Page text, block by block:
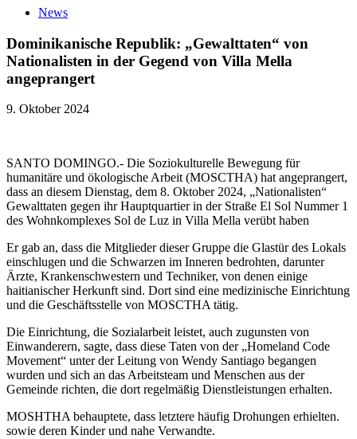
News
Dominikanische Republik: „Gewalttaten“ von
Nationalisten in der Gegend von Villa Mella
angeprangert
9. Oktober 2024
SANTO DOMINGO.- Die Soziokulturelle Bewegung für
humanitäre und ökologische Arbeit (MOSCTHA) hat angeprangert,
dass an diesem Dienstag, dem 8. Oktober 2024, „Nationalisten“
Gewalttaten gegen ihr Hauptquartier in der Straße El Sol Nummer 1
des Wohnkomplexes Sol de Luz in Villa Mella verübt haben
Er gab an, dass die Mitglieder dieser Gruppe die Glastür des Lokals
einschlugen und die Schwarzen im Inneren bedrohten, darunter
Ärzte, Krankenschwestern und Techniker, von denen einige
haitianischer Herkunft sind. Dort sind eine medizinische Einrichtung
und die Geschäftsstelle von MOSCTHA tätig.
Die Einrichtung, die Sozialarbeit leistet, auch zugunsten von
Einwanderern, sagte, dass diese Taten von der „Homeland Code
Movement“ unter der Leitung von Wendy Santiago begangen
wurden und sich an das Arbeitsteam und Menschen aus der
Gemeinde richten, die dort regelmäßig Dienstleistungen erhalten.
MOSHTHA behauptete, dass letztere häufig Drohungen erhielten.
sowie deren Kinder und nahe Verwandte.